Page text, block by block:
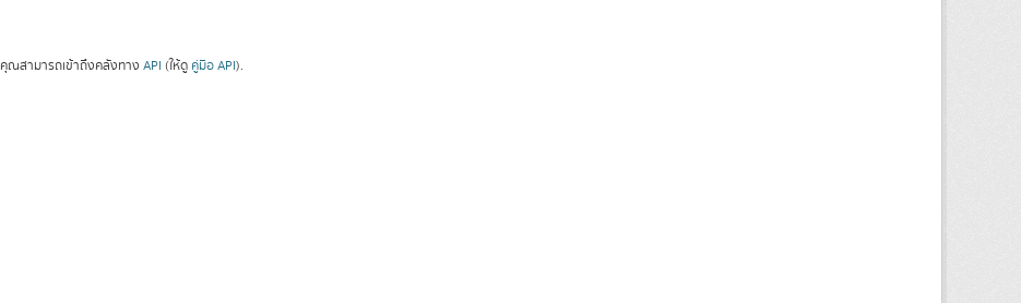
คุณสามารถเข้าถึงคลังทาง API (ให้ดู คู่มือ API).